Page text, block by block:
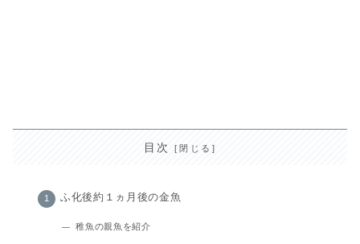
目次
ふ化後約１ヵ月後の金魚
稚魚の親魚を紹介